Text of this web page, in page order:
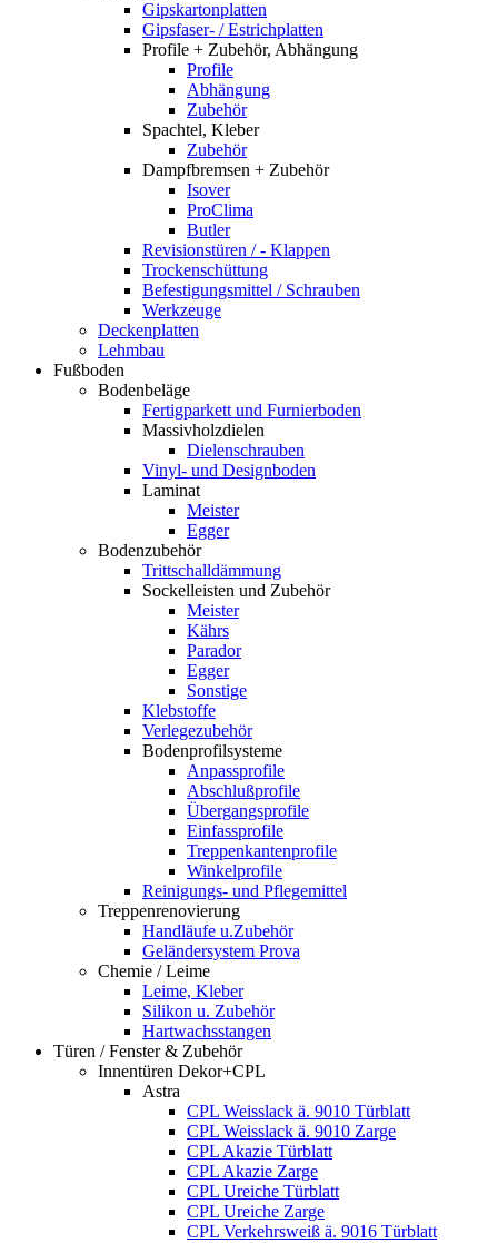
Gipskartonplatten
Gipsfaser- / Estrichplatten
Profile + Zubehör, Abhängung
Profile
Abhängung
Zubehör
Spachtel, Kleber
Zubehör
Dampfbremsen + Zubehör
Isover
ProClima
Butler
Revisionstüren / - Klappen
Trockenschüttung
Befestigungsmittel / Schrauben
Werkzeuge
Deckenplatten
Lehmbau
Fußboden
Bodenbeläge
Fertigparkett und Furnierboden
Massivholzdielen
Dielenschrauben
Vinyl- und Designboden
Laminat
Meister
Egger
Bodenzubehör
Trittschalldämmung
Sockelleisten und Zubehör
Meister
Kährs
Parador
Egger
Sonstige
Klebstoffe
Verlegezubehör
Bodenprofilsysteme
Anpassprofile
Abschlußprofile
Übergangsprofile
Einfassprofile
Treppenkantenprofile
Winkelprofile
Reinigungs- und Pflegemittel
Treppenrenovierung
Handläufe u.Zubehör
Geländersystem Prova
Chemie / Leime
Leime, Kleber
Silikon u. Zubehör
Hartwachsstangen
Türen / Fenster & Zubehör
Innentüren Dekor+CPL
Astra
CPL Weisslack ä. 9010 Türblatt
CPL Weisslack ä. 9010 Zarge
CPL Akazie Türblatt
CPL Akazie Zarge
CPL Ureiche Türblatt
CPL Ureiche Zarge
CPL Verkehrsweiß ä. 9016 Türblatt